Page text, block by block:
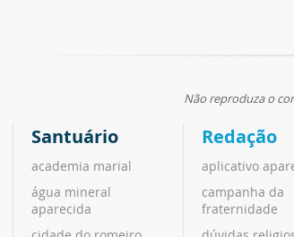
Não reproduza o
Santuário
academia marial
água mineral
aparecida
Redação
aplicativo
campanha da
fraternidade